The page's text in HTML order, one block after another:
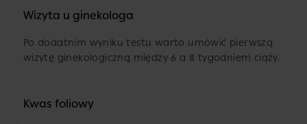
Wizyta u ginekologa
Po dodatnim wyniku testu warto umówić pierwszą
wizytę ginekologiczną między 6 a 8 tygodniem ciąży.
Kwas foliowy